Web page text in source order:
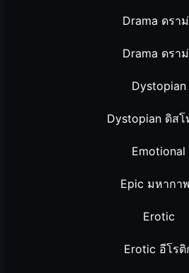
Drama ดรา
Drama ดรา
Dystopian
Dystopian ดิสโ
Emotional
Epic มหากา
Erotic
Erotic อีโรติ